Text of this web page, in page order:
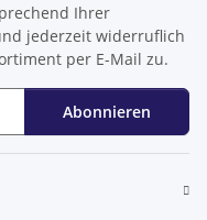
Ihrer
jederzeit widerruflich
per E-Mail zu.
Abonnieren